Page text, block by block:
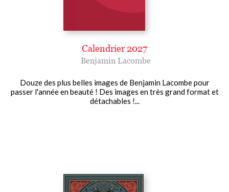
Calendrier 2027
Benjamin Lacombe
Douze des plus belles images de Benjamin Lacombe pour
passer l'année en beauté ! Des images en très grand format et
détachables !...